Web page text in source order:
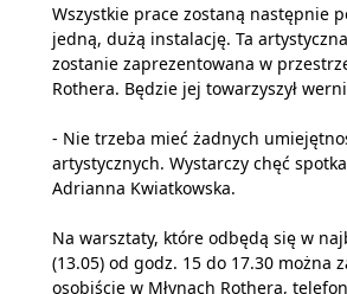
Wszystkie prace zostaną następnie
jedną, dużą instalację. Ta
zostanie zaprezentowana w
Rothera. Będzie jej towarzyszył
- Nie trzeba mieć żadnych
artystycznych. Wystarczy chęć
Adrianna Kwiatkowska.
Na warsztaty, które odbędą się w
(13.05) od godz. 15 do 17.30 można
osobiście w Młynach Rothera,